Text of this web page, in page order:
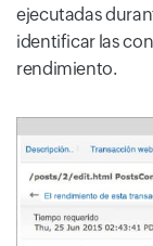
ejecutadas
identificar las
rendimiento.